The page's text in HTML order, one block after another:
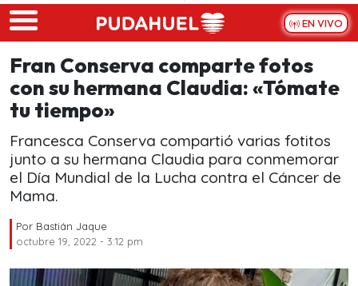
Skip to main content
EN VIVO
Fran Conserva comparte fotos
con su hermana Claudia: «Tómate
tu tiempo»
Francesca Conserva compartió varias fotitos
junto a su hermana Claudia para conmemorar
el Día Mundial de la Lucha contra el Cáncer de
Mama.
Por Bastián Jaque
octubre 19, 2022 - 3:12 pm